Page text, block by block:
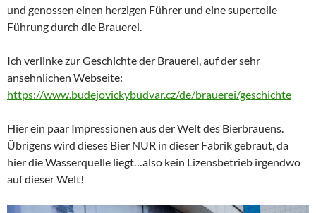
und genossen einen herzigen Führer und eine supertolle
Führung durch die Brauerei.
Ich verlinke zur Geschichte der Brauerei, auf der sehr
ansehnlichen Webseite:
https://www.budejovickybudvar.cz/de/brauerei/geschichte
Hier ein paar Impressionen aus der Welt des Bierbrauens.
Übrigens wird dieses Bier NUR in dieser Fabrik gebraut, da
hier die Wasserquelle liegt…also kein Lizensbetrieb irgendwo
auf dieser Welt!